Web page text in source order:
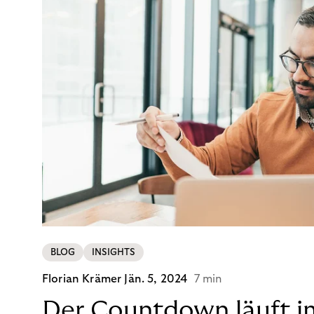
BLOG INSIGHTS
Florian Krämer Jän. 5, 2024 7 min